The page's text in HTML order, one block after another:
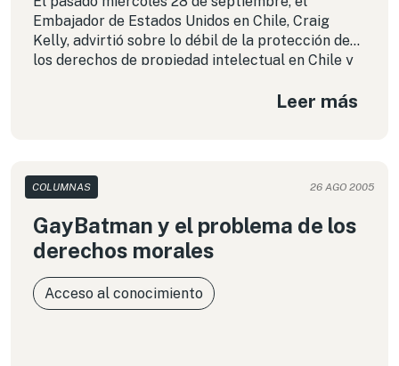
Embajador de Estados Unidos en Chile, Craig
Kelly, advirtió sobre lo débil de la protección de
los derechos de propiedad intelectual en Chile y
gobierno de Washington en la materia,
intelectual.
Leer más
COLUMNAS 26 AGO 2005
GayBatman y el problema de los
derechos morales
Acceso al conocimiento